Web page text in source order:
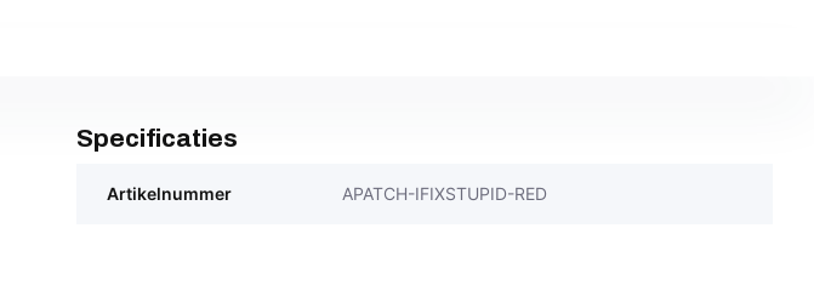
Specificaties
Artikelnummer APATCH-IFIXSTUPID-RED